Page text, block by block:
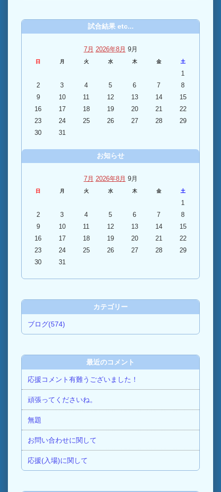
試合結果 etc...
7月 2026年8月 9月
日 月 火 水 木 金 土
1
2
3 4 5 6 7
8
9
10 11 12 13 14
15
16
17 18 19 20 21
22
23
24 25 26 27 28
29
30
31
お知らせ
7月 2026年8月 9月
日 月 火 水 木 金 土
1
2
3 4 5 6 7
8
9
10 11 12 13 14
15
16
17 18 19 20 21
22
23
24 25 26 27 28
29
30
31
カテゴリー
ブログ(574)
最近のコメント
応援コメント有難うございました！
頑張ってくださいね。
無題
お問い合わせに関して
応援(入場)に関して